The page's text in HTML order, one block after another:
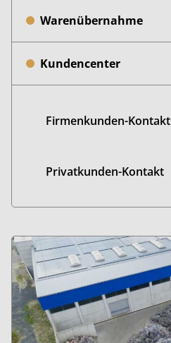
Warenübernahme
Kundencenter
Firmenkunden-Kontakt
Privatkunden-Kontakt